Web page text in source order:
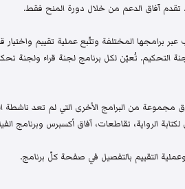
تقدم آفاق الدعم من خلال دورة المنح فقط.
آفاق سنوياً نحو 1500 طلب عبر برامجها المختلفة وتتّبع عملية
لجنة التحكيم. تُعيّن لكل برنامج لجنة قراء
مجموعة من البرامج الأخرى التي لم تعد ناشطة
الرواية، تقاطعات، آفاق أكسبرس وبرنامج
التقييم بالتفصيل في صفحة كلّ برنامج.